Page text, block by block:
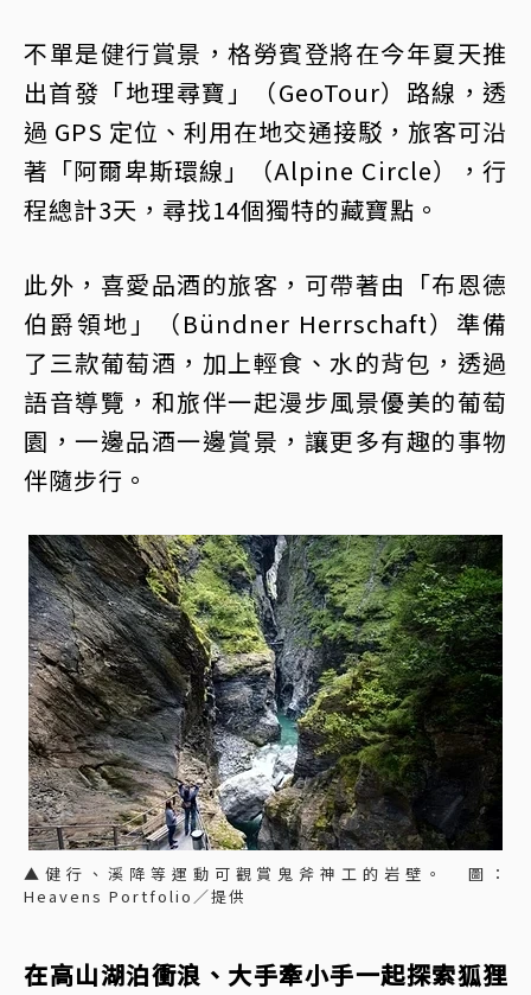
不單是健行賞景，格勞賓登將在今年夏天推
出首發「地理尋寶」（GeoTour）路線，透
過 GPS 定位、利用在地交通接駁，旅客可沿
著「阿爾卑斯環線」（Alpine Circle），行
程總計3天，尋找14個獨特的藏寶點。
此外，喜愛品酒的旅客，可帶著由「布恩德
伯爵領地」（Bündner Herrschaft）準備
了三款葡萄酒，加上輕食、水的背包，透過
語音導覽，和旅伴一起漫步風景優美的葡萄
園，一邊品酒一邊賞景，讓更多有趣的事物
伴隨步行。
▲健行、溪降等運動可觀賞鬼斧神工的岩壁。 圖：
Heavens Portfolio／提供
在高山湖泊衝浪、大手牽小手一起探索狐狸